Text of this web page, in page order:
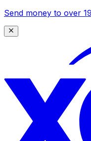
Send money to over